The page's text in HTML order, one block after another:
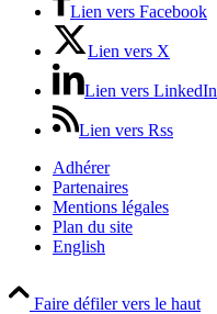
Lien vers Facebook
Lien vers X
Lien vers LinkedIn
Lien vers Rss
Adhérer
Partenaires
Mentions légales
Plan du site
English
Faire défiler vers le haut